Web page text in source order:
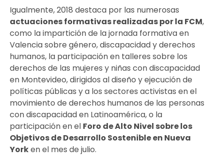
Igualmente, 2018 destaca por las numerosas
actuaciones formativas realizadas por la FCM,
como la impartición de la jornada formativa en
Valencia sobre género, discapacidad y derechos
humanos, la participación en talleres sobre los
derechos de las mujeres y niñas con discapacidad
en Montevideo, dirigidos al diseño y ejecución de
políticas públicas y a los sectores activistas en el
movimiento de derechos humanos de las personas
con discapacidad en Latinoamérica, o la
participación en el Foro de Alto Nivel sobre los
Objetivos de Desarrollo Sostenible en Nueva
Yorken el mes de julio.